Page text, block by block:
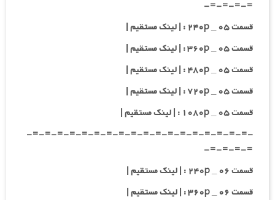
=-=-=-=-
قسمت ۰۵ _ ۲۴۰p : | لینک مستقیم |
قسمت ۰۵ _ ۳۶۰p : | لینک مستقیم |
قسمت ۰۵ _ ۴۸۰p : | لینک مستقیم |
قسمت ۰۵ _ ۷۲۰p : | لینک مستقیم |
قسمت ۰۵ _ ۱۰۸۰p : | لینک مستقیم |
-=-=-=-=-=-=-=-=-=-=-=-=-=-=-=-=-=-=-
=-=-=-=-
قسمت ۰۶ _ ۲۴۰p : | لینک مستقیم |
قسمت ۰۶ _ ۳۶۰p : | لینک مستقیم |